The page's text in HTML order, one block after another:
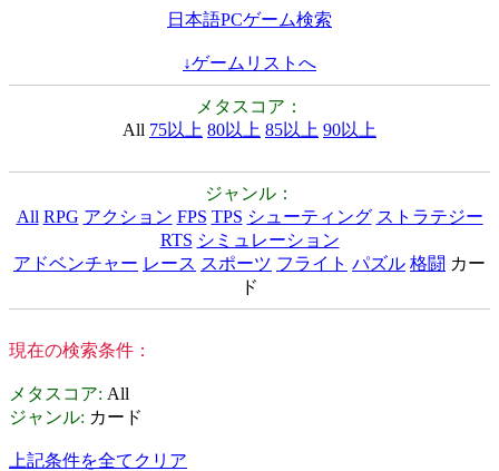
日本語PCゲーム検索
↓ゲームリストへ
メタスコア：
All 75以上 80以上 85以上 90以上
ジャンル：
All RPG アクション FPS TPS シューティング ストラテジー
RTS シミュレーション
アドベンチャー レース スポーツ フライト パズル 格闘 カー
ド
現在の検索条件：
メタスコア: All
ジャンル: カード
上記条件を全てクリア